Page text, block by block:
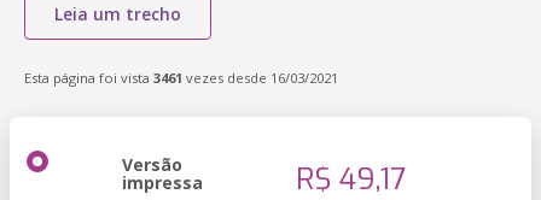
Leia um trecho
Esta página foi vista 3461 vezes desde 16/03/2021
Versão
impressa R$ 49,17